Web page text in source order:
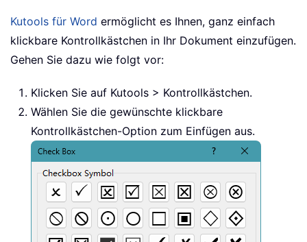
Kutools für Word ermöglicht es Ihnen, ganz einfach
klickbare Kontrollkästchen in Ihr Dokument einzufügen.
Gehen Sie dazu wie folgt vor:
Klicken Sie auf Kutools > Kontrollkästchen.
Wählen Sie die gewünschte klickbare
Kontrollkästchen-Option zum Einfügen aus.